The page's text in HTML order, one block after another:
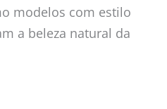
modelos com estilo
a beleza natural da